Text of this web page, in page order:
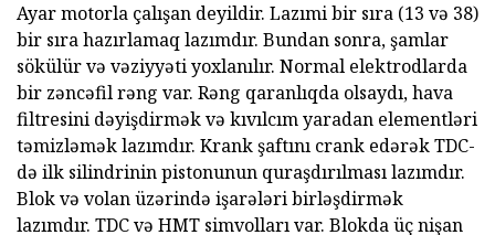
Ayar motorla çalışan deyildir. Lazımi bir sıra (13 və 38)
bir sıra hazırlamaq lazımdır. Bundan sonra, şamlar
sökülür və vəziyyəti yoxlanılır. Normal elektrodlarda
bir zəncəfil rəng var. Rəng qaranlıqda olsaydı, hava
filtresini dəyişdirmək və kıvılcım yaradan elementləri
təmizləmək lazımdır. Krank şaftını crank edərək TDC-
də ilk silindrinin pistonunun quraşdırılması lazımdır.
Blok və volan üzərində işarələri birləşdirmək
lazımdır. TDC və HMT simvolları var. Blokda üç nişan